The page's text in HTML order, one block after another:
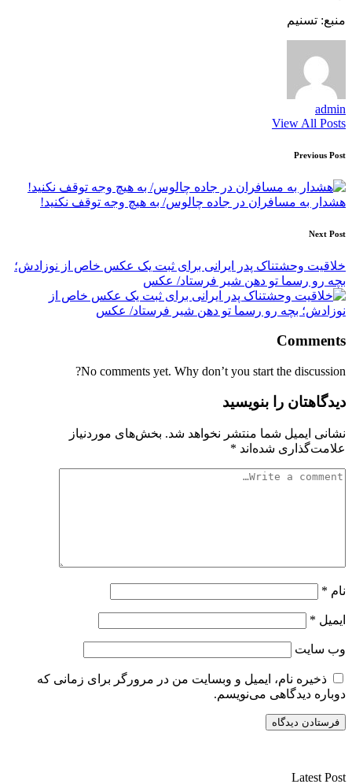
منبع: تسنیم
admin
View All Posts
Post
navigation
Previous Post
هشدار به مسافران در جاده چالوس/ به هیچ وجه توقف نکنید!
Next Post
خلاقیت وحشتناک پدر ایرانی برای ثبت یک عکس خاص از نوزادش؛
بچه رو رسما تو دهن شیر فرستاد/ عکس
Comments
No comments yet. Why don’t you start the discussion?
دیدگاهتان را بنویسید
نشانی ایمیل شما منتشر نخواهد شد. بخش‌های موردنیاز
علامت‌گذاری شده‌اند *
نام *
ایمیل *
وب‌ سایت
ذخیره نام، ایمیل و وبسایت من در مرورگر برای زمانی که
دوباره دیدگاهی می‌نویسم.
Latest Post